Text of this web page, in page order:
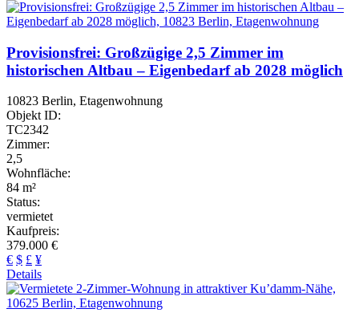
Provisionsfrei: Großzügige 2,5 Zimmer im
historischen Altbau – Eigenbedarf ab 2028 möglich
10823 Berlin, Etagenwohnung
Objekt ID:
TC2342
Zimmer:
2,5
Wohnfläche:
84 m²
Status:
vermietet
Kaufpreis:
379.000 €
€ $ £ ¥
Details